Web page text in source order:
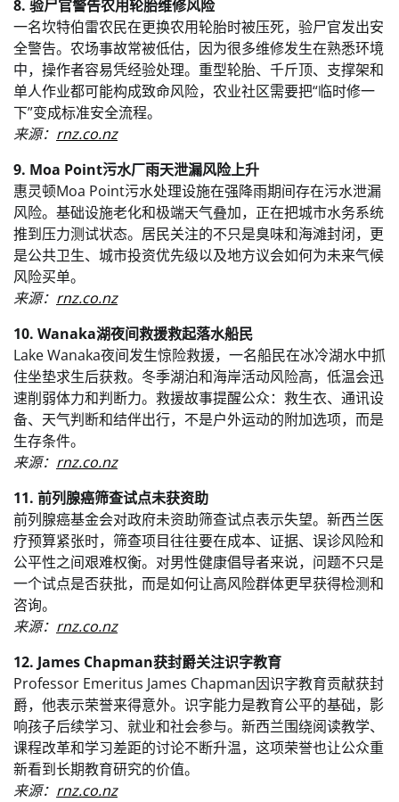
8. 验尸官警告农用轮胎维修风险
一名坎特伯雷农民在更换农用轮胎时被压死，验尸官发出安
全警告。农场事故常被低估，因为很多维修发生在熟悉环境
中，操作者容易凭经验处理。重型轮胎、千斤顶、支撑架和
单人作业都可能构成致命风险，农业社区需要把“临时修一
下”变成标准安全流程。
来源： rnz.co.nz
9. Moa Point污水厂雨天泄漏风险上升
惠灵顿Moa Point污水处理设施在强降雨期间存在污水泄漏
风险。基础设施老化和极端天气叠加，正在把城市水务系统
推到压力测试状态。居民关注的不只是臭味和海滩封闭，更
是公共卫生、城市投资优先级以及地方议会如何为未来气候
风险买单。
来源： rnz.co.nz
10. Wanaka湖夜间救援救起落水船民
Lake Wanaka夜间发生惊险救援，一名船民在冰冷湖水中抓
住坐垫求生后获救。冬季湖泊和海岸活动风险高，低温会迅
速削弱体力和判断力。救援故事提醒公众：救生衣、通讯设
备、天气判断和结伴出行，不是户外运动的附加选项，而是
生存条件。
来源： rnz.co.nz
11. 前列腺癌筛查试点未获资助
前列腺癌基金会对政府未资助筛查试点表示失望。新西兰医
疗预算紧张时，筛查项目往往要在成本、证据、误诊风险和
公平性之间艰难权衡。对男性健康倡导者来说，问题不只是
一个试点是否获批，而是如何让高风险群体更早获得检测和
咨询。
来源： rnz.co.nz
12. James Chapman获封爵关注识字教育
Professor Emeritus James Chapman因识字教育贡献获封
爵，他表示荣誉来得意外。识字能力是教育公平的基础，影
响孩子后续学习、就业和社会参与。新西兰围绕阅读教学、
课程改革和学习差距的讨论不断升温，这项荣誉也让公众重
新看到长期教育研究的价值。
来源： rnz.co.nz